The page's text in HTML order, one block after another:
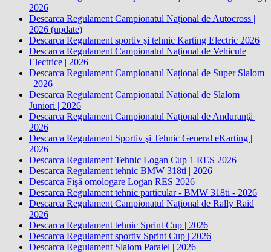
2026
Descarca Regulament Campionatul Naţional de Autocross |
2026 (update)
Descarca Regulament sportiv şi tehnic Karting Electric 2026
Descarca Regulament Campionatul Naţional de Vehicule
Electrice | 2026
Descarca Regulament Campionatul Național de Super Slalom
| 2026
Descarca Regulament Campionatul Național de Slalom
Juniori | 2026
Descarca Regulament Campionatul Naţional de Anduranţă |
2026
Descarca Regulament Sportiv şi Tehnic General eKarting |
2026
Descarca Regulament Tehnic Logan Cup 1 RES 2026
Descarca Regulament tehnic BMW 318ti | 2026
Descarca Fişă omologare Logan RES 2026
Descarca Regulament tehnic particular - BMW 318ti - 2026
Descarca Regulament Campionatul Național de Rally Raid
2026
Descarca Regulament tehnic Sprint Cup | 2026
Descarca Regulament sportiv Sprint Cup | 2026
Descarca Regulament Slalom Paralel | 2026